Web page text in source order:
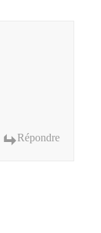
Répondre